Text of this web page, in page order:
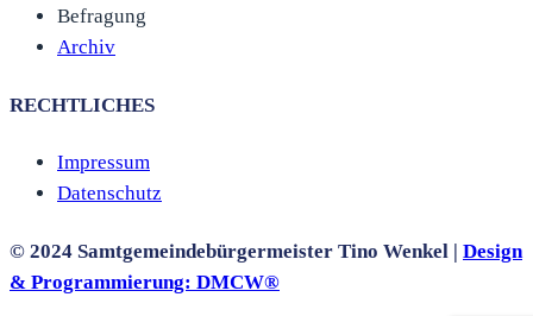
Befragung
Archiv
RECHTLICHES
Impressum
Datenschutz
© 2024 Samtgemeindebürgermeister Tino Wenkel | Design
& Programmierung: DMCW®